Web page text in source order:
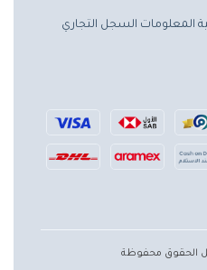
المعلومات السجل التجاري